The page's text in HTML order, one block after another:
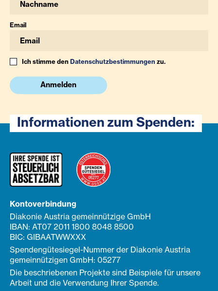
Email
Ich stimme denDatenschutzbestimmungenzu.
Anmelden
Informationen zum Spenden:
Kontoverbindung
Diakonie Austria gemeinnützige GmbH
IBAN: AT07 2011 1800 8048 8500
BIC: GIBAATWWXXX
Spendengütesiegel-Nummer der Diakonie Austria
gemeinnützigen GmbH: 05277
Die beschriebenen Projekte sind Beispiele für unsere
Arbeit und die Verwendung Ihrer Spende.